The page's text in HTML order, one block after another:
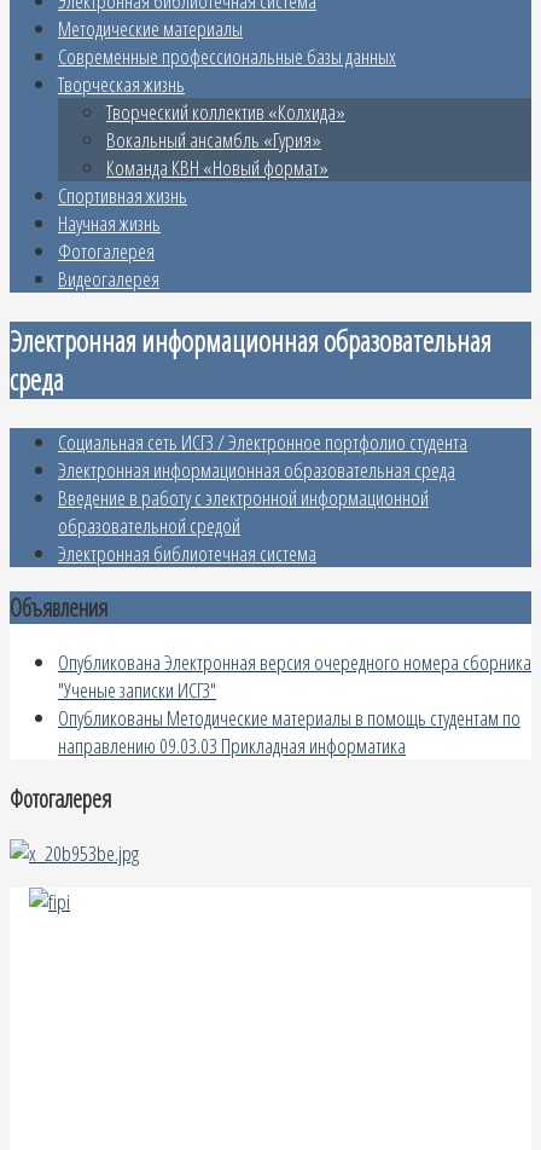
Методические материалы
Современные профессиональные базы данных
Творческая жизнь
Творческий коллектив «Колхида»
Вокальный ансамбль «Гурия»
Команда КВН «Новый формат»
Спортивная жизнь
Научная жизнь
Фотогалерея
Видеогалерея
Электронная информационная образовательная
среда
Социальная сеть ИСГЗ / Электронное портфолио студента
Электронная информационная образовательная среда
Введение в работу с электронной информационной
образовательной средой
Электронная библиотечная система
Объявления
Опубликована Электронная версия очередного номера сборника
"Ученые записки ИСГЗ"
Опубликованы Методические материалы в помощь студентам по
направлению 09.03.03 Прикладная информатика
Фотогалерея